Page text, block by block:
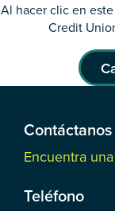
Al hacer clic en
Credit
Contáctanos
Encuentra
Teléfono